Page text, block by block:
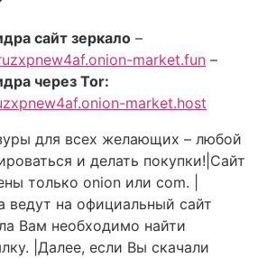
сайт зеркало –
market.fun –
через Tor:
market.host
для всех желающих – любой
и делать покупки!|Сайт
только onion или com. |
ведут на официальный сайт
Вам необходимо найти
|Далее, если Вы скачали